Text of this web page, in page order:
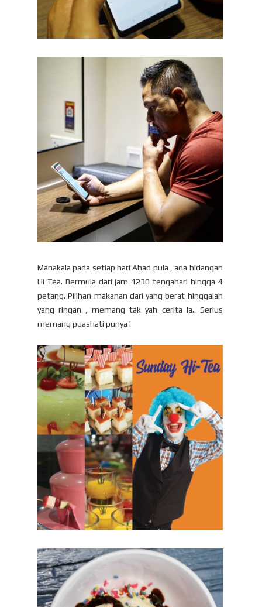
Manakala pada setiap hari Ahad pula , ada hidangan
Hi Tea. Bermula dari jam 1230 tengahari hingga 4
petang. Pilihan makanan dari yang berat hinggalah
yang ringan , memang tak yah cerita la.. Serius
memang puashati punya !